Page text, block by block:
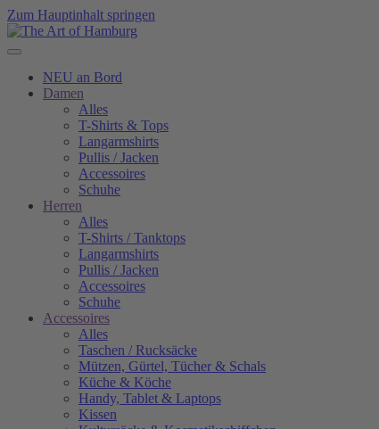
Zum Hauptinhalt springen
NEU an Bord
Damen
Alles
T-Shirts & Tops
Langarmshirts
Pullis / Jacken
Accessoires
Schuhe
Herren
Alles
T-Shirts / Tanktops
Langarmshirts
Pullis / Jacken
Accessoires
Schuhe
Accessoires
Alles
Taschen / Rucksäcke
Mützen, Gürtel, Tücher & Schals
Küche & Köche
Handy, Tablet & Laptops
Kissen